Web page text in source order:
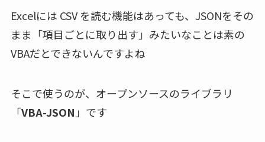
Excelには CSV を読む機能はあっても、JSONをその
まま「項目ごとに取り出す」みたいなことは素の
VBAだとできないんですよね
そこで使うのが、オープンソースのライブラリ
「VBA-JSON 」です